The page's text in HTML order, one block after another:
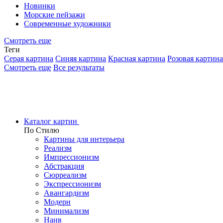
Новинки
Морские пейзажи
Современные художники
Смотреть еще
Теги
Серая картина Синяя картина Красная картина Розовая картина
Смотреть еще Все результаты
Каталог картин
По Стилю
Картины для интерьера
Реализм
Импрессионизм
Абстракция
Сюрреализм
Экспрессионизм
Авангардизм
Модерн
Минимализм
Наив